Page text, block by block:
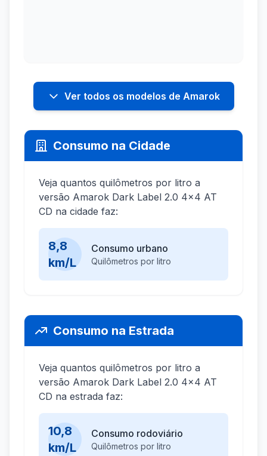
Ver todos os modelos de Amarok
Consumo na Cidade
Veja quantos quilômetros por litro a
versão Amarok Dark Label 2.0 4x4 AT
CD na cidade faz:
8,8
km/L
Consumo urbano
Quilômetros por litro
Consumo na Estrada
Veja quantos quilômetros por litro a
versão Amarok Dark Label 2.0 4x4 AT
CD na estrada faz:
10,8
km/L
Consumo rodoviário
Quilômetros por litro